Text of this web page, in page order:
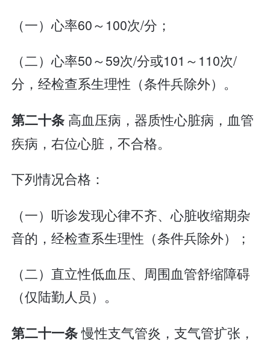
（一）心率60～100次/分；
（二）心率50～59次/分或101～110次/
分，经检查系生理性（条件兵除外）。
第二十条 高血压病，器质性心脏病，血管
疾病，右位心脏，不合格。
下列情况合格：
（一）听诊发现心律不齐、心脏收缩期杂
音的，经检查系生理性（条件兵除外）；
（二）直立性低血压、周围血管舒缩障碍
（仅陆勤人员）。
第二十一条慢性支气管炎，支气管扩张，